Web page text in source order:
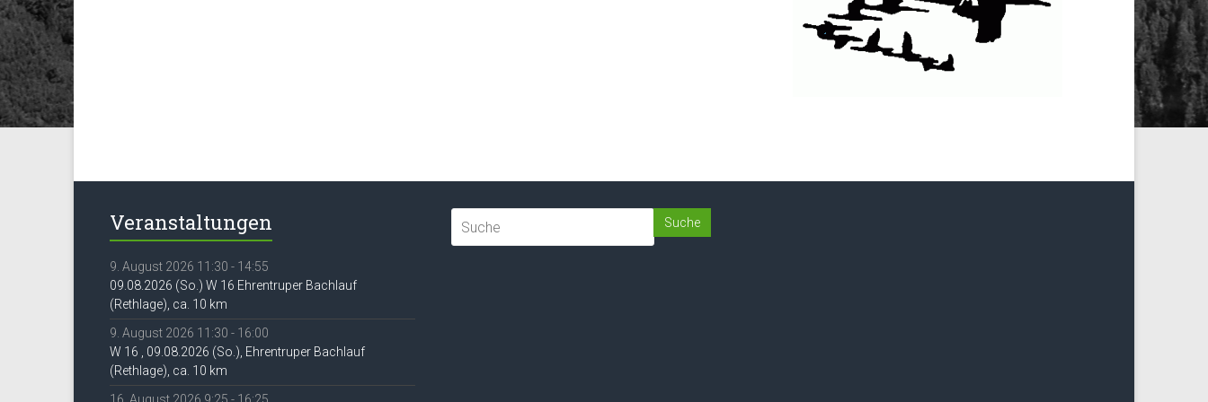
Veranstaltungen
9. August 2026 11:30 - 14:55
09.08.2026 (So.) W 16 Ehrentruper Bachlauf
(Rethlage), ca. 10 km
9. August 2026 11:30 - 16:00
W 16 , 09.08.2026 (So.), Ehrentruper Bachlauf
(Rethlage), ca. 10 km